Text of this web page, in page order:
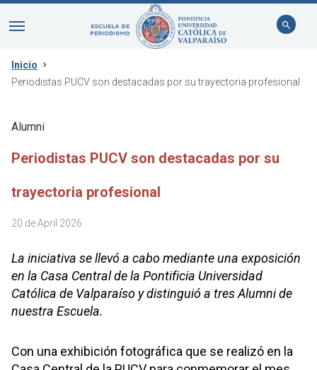
Inicio
Periodistas PUCV son destacadas por su trayectoria profesional
Alumni
Periodistas PUCV son destacadas por su
trayectoria profesional
20 de April 2026
La iniciativa se llevó a cabo mediante una exposición
en la Casa Central de la Pontificia Universidad
Católica de Valparaíso y distinguió a tres Alumni de
nuestra Escuela.
Con una exhibición fotográfica que se realizó en la